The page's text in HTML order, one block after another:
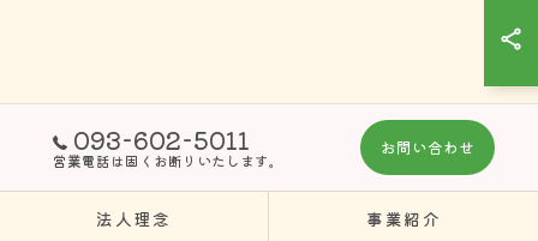
093-602-5011
営業電話は固くお断りいたします。
お問い合わせ
法人理念 事業紹介